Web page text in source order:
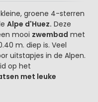
groene 4-sterren
Alpe d'Huez. Deze
mooi zwembad met
m. diep is. Veel
uitstapjes in de Alpen.
op het
met leuke